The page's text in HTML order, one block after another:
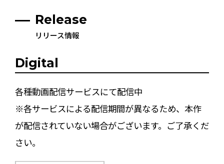
Release
リリース情報
Digital
各種動画配信サービスにて配信中
※各サービスによる配信期間が異なるため、本作
が配信されていない場合がございます。ご了承くだ
さい。